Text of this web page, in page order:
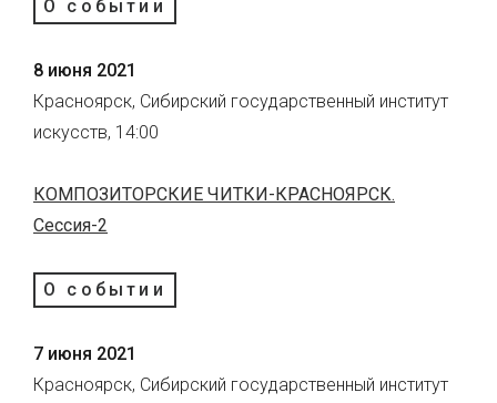
О событии
8 июня 2021
Красноярск, Сибирский государственный институт
искусств, 14:00
КОМПОЗИТОРСКИЕ ЧИТКИ-КРАСНОЯРСК.
Сессия-2
О событии
7 июня 2021
Красноярск, Сибирский государственный институт